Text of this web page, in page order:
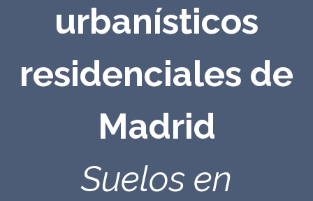
urbanísticos
residenciales de
Madrid
Suelos en